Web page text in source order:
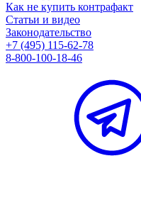
Как не купить контрафакт
Статьи и видео
Законодательство
+7 (495) 115-62-78
8-800-100-18-46